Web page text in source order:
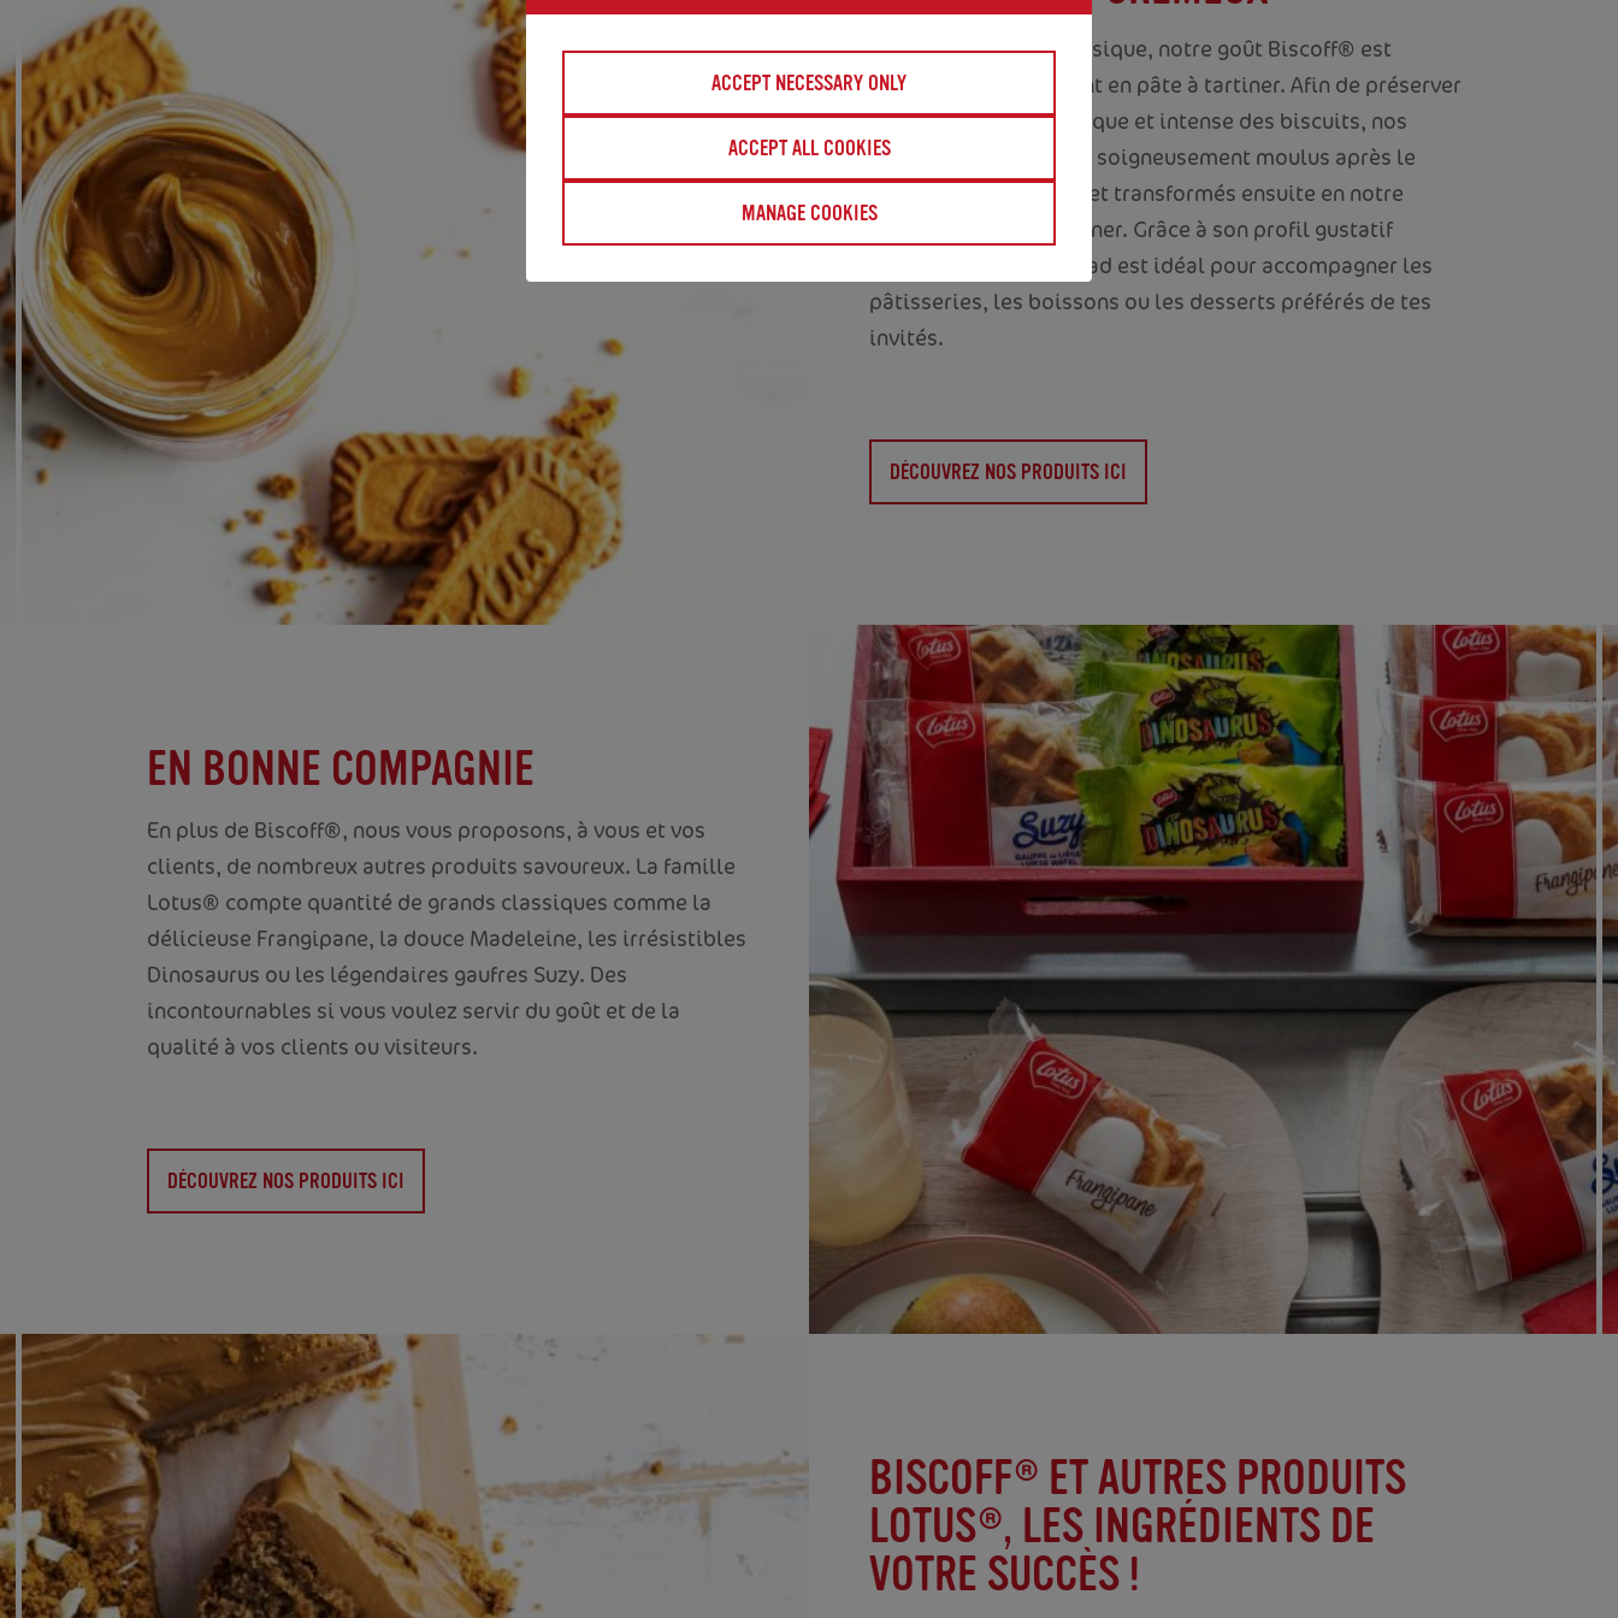
En plus du biscuit classique, notre goût Biscoff® est
également convaincant en pâte à tartiner. Afin de préserver
le goût caramélisé unique et intense des biscuits, nos
biscuits Biscoff® sont soigneusement moulus après le
processus de cuisson et transformés ensuite en notre
délicieuse pâte à tartiner. Grâce à son profil gustatif
unique, Biscoff® Spread est idéal pour accompagner les
pâtisseries, les boissons ou les desserts préférés de tes
invités.
DÉCOUVREZ NOS PRODUITS ICI
EN BONNE COMPAGNIE
En plus de Biscoff®, nous vous proposons, à vous et vos
clients, de nombreux autres produits savoureux. La famille
Lotus® compte quantité de grands classiques comme la
délicieuse Frangipane, la douce Madeleine, les irrésistibles
Dinosaurus ou les légendaires gaufres Suzy. Des
incontournables si vous voulez servir du goût et de la
qualité à vos clients ou visiteurs.
DÉCOUVREZ NOS PRODUITS ICI
BISCOFF® ET AUTRES PRODUITS
LOTUS®, LES INGRÉDIENTS DE
VOTRE SUCCÈS !
ACCEPT NECESSARY ONLY
ACCEPT ALL COOKIES
MANAGE COOKIES